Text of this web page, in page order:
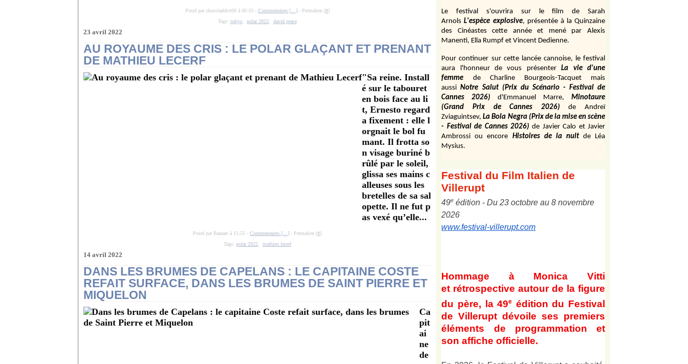
Posté par chocoladdict69 à 06:33 - Commentaires [… ]- Permalien [#]
Tags: tokyo, polar 2022 david peace
23 avril 2022
AU ROYAUME DES CRIS : LE POLAR GLAÇANT ET PRENANT
DE MATHIEU LECERF
"Sa reine. Install
é sur le tabouret
en bois face au li
t, Ernesto regard
a fixement : elle l
orgnait le bol fu
mant. Il frotta so
n visage buriné b
rûlé par le soleil,
glissa ses mains c
alleuses sous les
bretelles de sa sal
opette. Il ne fut p
as vexé qu’elle...
Posté par Bazaart à 15:55 -Commentaires [ …] - Permalien [#]
Tags: polar 2022 mathieu lecerf
14 avril 2022
DANS LES BRUMES DE CAPELANS : LE CAPITAINE COSTE
REFAIT SURFACE, DANS LES BRUMES DE SAINT PIERRE ET
MIQUELON
Ca
pit
ai
ne
de
Le festival s'ouvrira sur le film de Sarah
Arnols L'espèce explosive, présentée à la Quinzaine
des Cinéastes cette année et mené par Alexis
Manenti, Ella Rumpf et Vincent Dedienne.
Pour continuer sur cette lancée cannoise, le festival
aura l'honneur de vous présenter
La vie d'une
femme
de Charline Bourgeois-Tacquet
mais
aussi Notre Salut (Prix du Scénario - Festival de
Cannes 2026)
d'Emmanuel Marre,
Minotaure
(Grand Prix de Cannes 2026)
de Andreï
Zviaguintsev,La Bola Negra (Prix de la mise en scène
- Festival de Cannes 2026) de Javier Calo et Javier
Ambrossi ou encore Histoires de la nuit de Léa
Mysius.
Festival du Film Italien de
Villerupt
49e édition - Du 23 octobre au 8 novembre
2026
www.festival-villerupt.com
Hommage à Monica Vitti
et rétrospective autour de la figure
du père, la 49e édition du Festival
de Villerupt dévoile ses premiers
éléments de programmation et
son affiche officielle.